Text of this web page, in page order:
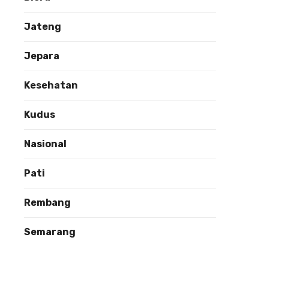
Jateng
Jepara
Kesehatan
Kudus
Nasional
Pati
Rembang
Semarang